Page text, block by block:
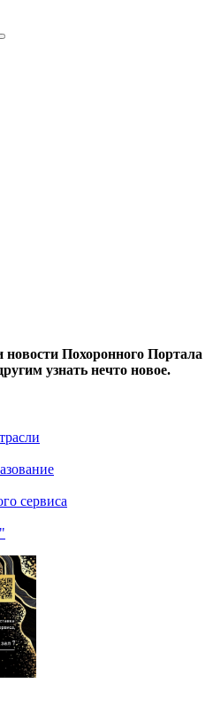
новости Похоронного Портала
узнать нечто новое.
сервиса